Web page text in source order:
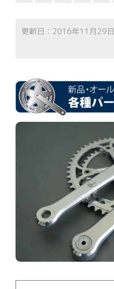
更新日：2016年11月29日